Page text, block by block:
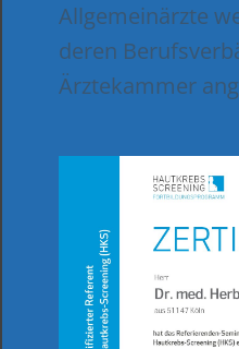
Allgemeinärzte
deren
Ärztekammer